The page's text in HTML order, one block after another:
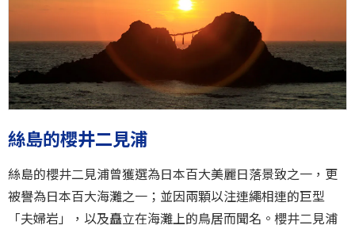
絲島的櫻井二見浦
絲島的櫻井二見浦曾獲選為日本百大美麗日落景致之一，更
被譽為日本百大海灘之一；並因兩顆以注連繩相連的巨型
「夫婦岩」，以及矗立在海灘上的鳥居而聞名。櫻井二見浦